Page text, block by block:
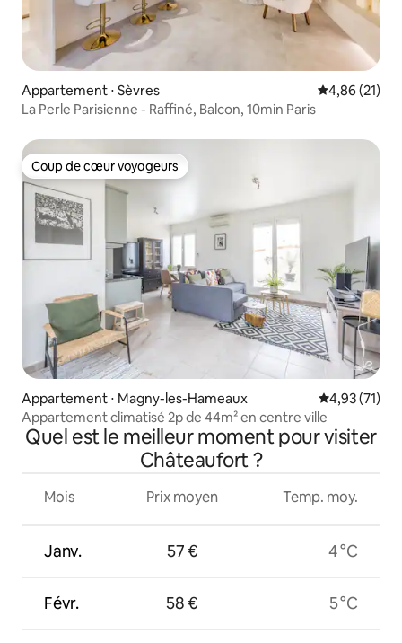
Appartement ⋅ Sèvres Évaluation
4,86 (21)
La Perle Parisienne - Raffiné, Balcon, 10min Paris
Coup de cœur voyageurs
Coup de cœur voyageurs
Appartement ⋅ Magny-les-Hameaux Évaluation
4,93 (71)
Appartement climatisé 2p de 44m² en centre ville
Quel est le meilleur moment pour visiter
Châteaufort ?
Mois
Janv.
Févr.
Prix moyen
57 €
58 €
Temp. moy.
4 °C
5 °C